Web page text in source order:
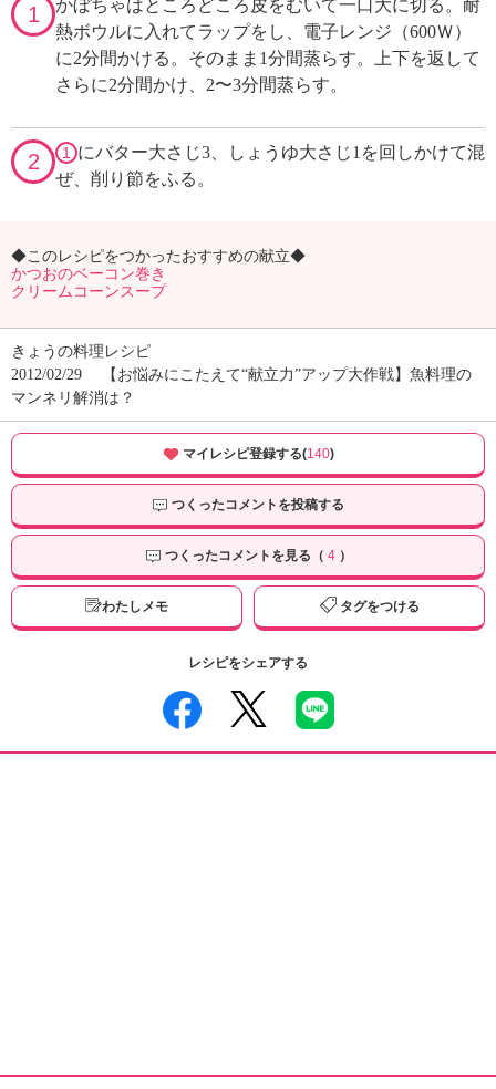
1
かぼちゃはところどころ皮をむいて一口大に切る。耐
熱ボウルに入れてラップをし、電子レンジ（600Ｗ）
に2分間かける。そのまま1分間蒸らす。上下を返して
さらに2分間かけ、2〜3分間蒸らす。
2 1
にバター大さじ3、しょうゆ大さじ1を回しかけて混
ぜ、削り節をふる。
◆このレシピをつかったおすすめの献立◆
かつおのベーコン巻き
クリームコーンスープ
きょうの料理レシピ
2012/02/29
【お悩みにこたえて“献立力”アップ大作戦】魚料理の
マンネリ解消は？
マイレシピ登録する(140)
つくったコメントを投稿する
つくったコメントを見る（ 4）
わたしメモ タグをつける
レシピをシェアする